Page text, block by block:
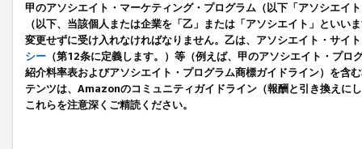
甲のアソシエイト・マーケティング・プログラム（以下「アソシエイ
（以下、当該個人または企業を「乙」または「アソシエイト」とい
変更せずに受け入れなければなりません。乙は、アソシエイト・サイ
シー （第12条に定義します。）等（例えば、甲のアソシエイト・プ
紹介料率表およびアソシエイト・プログラム商標ガイドライン）を
テンツは、Amazonのコミュニティガイドライン（報酬と引き換えに
これらを注意深くご精読ください。